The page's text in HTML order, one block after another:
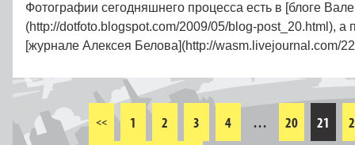
Фотографии сегодняшнего процесса есть в [блоге
(http://dotfoto.blogspot.com/2009/05/blog-post_20.html), а
[журнале Алексея Белова](http://wasm.livejournal.com/
<< 1 2 3 4 … 20 21